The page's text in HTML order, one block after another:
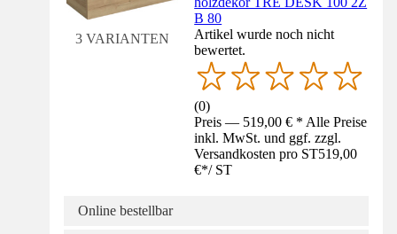
3 VARIANTEN
B 80
Artikel wurde noch nicht
bewertet.
(0)
Preis — 519,00 € * Alle Preise
inkl. MwSt. und ggf. zzgl.
Versandkosten pro ST519,00
€*/ ST
Online bestellbar